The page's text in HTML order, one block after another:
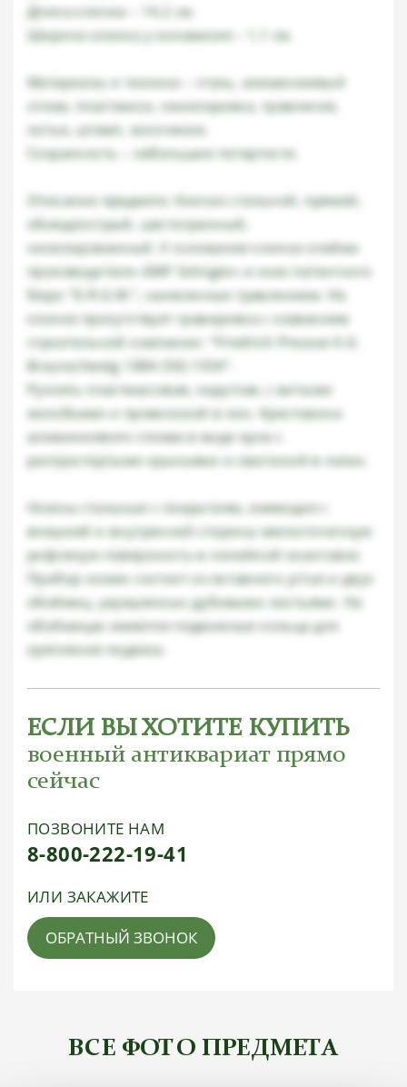
Длина клинка – 14,2 см.
Ширина клинка у основания – 1,1 см.
Материалы и техника – сталь, алюминиевый
сплав, пластмасса, никелировка, травление,
литье, штамп, золочение.
Сохранность – небольшие потертости.
Описание предмета: Клинок стальной, прямой,
обоюдоострый, шестигранный,
никелированный. У основания клинка клеймо
производителя «SMF Solingen» и знак патентного
бюро "D.R.G.M.", нанесенные травлением. На
клинке присутствует гравировка с названием
строительной компании: "Friedrich Preusse K.G.
Braunschweig 1884 (50) 1934".
Рукоять пластмассовая, округлая, с витыми
желобками и проволокой в них. Крестовина
алюминиевого сплава в виде орла с
распростертыми крыльями и свастикой в лапах.
Ножны стальные с покрытием, имеющие с
внешней и внутренней стороны мелкоточечную
рифленую поверхность в линейной окантовке.
Прибор ножен состоит из вставного устья и двух
обоймиц, украшенных дубовыми листьями. На
обоймицах имеются подвижные кольца для
крепления подвеса.
ЕСЛИ ВЫ ХОТИТЕ КУПИТЬ
военный антиквариат прямо
сейчас
ПОЗВОНИТЕ НАМ
8-800-222-19-41
ИЛИ ЗАКАЖИТЕ
ОБРАТНЫЙ ЗВОНОК
ВСЕ ФОТО ПРЕДМЕТА